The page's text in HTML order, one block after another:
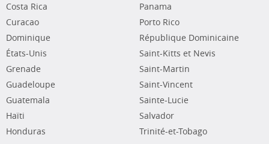
Costa Rica
Curacao
Dominique
États-Unis
Grenade
Guadeloupe
Guatemala
Haïti
Honduras
Panama
Porto Rico
République Dominicaine
Saint-Kitts et Nevis
Saint-Martin
Saint-Vincent
Sainte-Lucie
Salvador
Trinité-et-Tobago